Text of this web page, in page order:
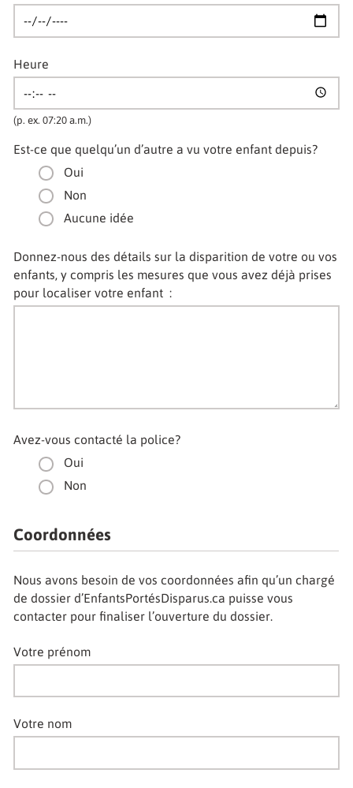
Heure
(p. ex. 07:20 a.m.)
Est-ce que quelqu’un d’autre a vu votre enfant depuis?
Oui
Non
Aucune idée
Donnez-nous des détails sur la disparition de votre ou vos
enfants, y compris les mesures que vous avez déjà prises
pour localiser votre enfant :
Avez-vous contacté la police?
Oui
Non
Coordonnées
Nous avons besoin de vos coordonnées afin qu’un chargé
de dossier d’EnfantsPortésDisparus.ca puisse vous
contacter pour finaliser l’ouverture du dossier.
Votre prénom
Votre nom